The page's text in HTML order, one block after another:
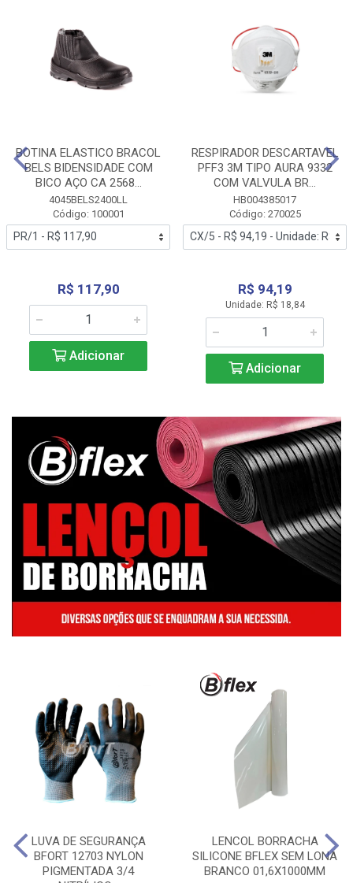
BOTINA ELASTICO BRACOL
BELS BIDENSIDADE COM
BICO AÇO CA 2568...
4045BELS2400LL
Código: 100001
R$ 117,90
Adicionar
RESPIRADOR DESCARTAVEL
PFF3 3M TIPO AURA 9332
COM VALVULA BR...
HB004385017
Código: 270025
R$ 94,19
Unidade: R$ 18,84
Adicionar
LUVA DE SEGURANÇA
BFORT 12703 NYLON
PIGMENTADA 3/4
LENCOL BORRACHA
SILICONE BFLEX SEM LONA
BRANCO 01,6X1000MM